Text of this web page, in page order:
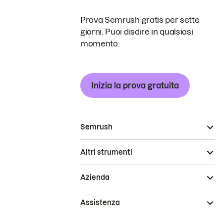
Prova Semrush gratis per sette
giorni. Puoi disdire in qualsiasi
momento.
Inizia la prova gratuita
Semrush
Altri strumenti
Azienda
Assistenza